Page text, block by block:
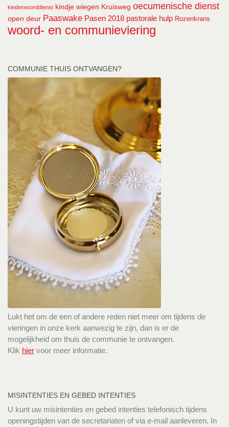
kinderwoorddienst kindje wiegen Kruisweg oecumenische dienst
open deur Paaswake Pasen 2018 pastorale hulp Rozenkrans
woord- en communieviering
COMMUNIE THUIS ONTVANGEN?
Lukt het om de een of andere reden niet meer om tijdens de
vieringen in onze kerk aanwezig te zijn, dan is er de
mogelijkheid om thuis de communie te ontvangen.
Klik hier voor meer informatie.
MISINTENTIES EN GEBED INTENTIES
U kunt uw misintenties en gebed intenties telefonisch tijdens
openingstijden van de secretariaten of via e-mail aanleveren. In